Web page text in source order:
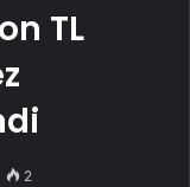
TL
2